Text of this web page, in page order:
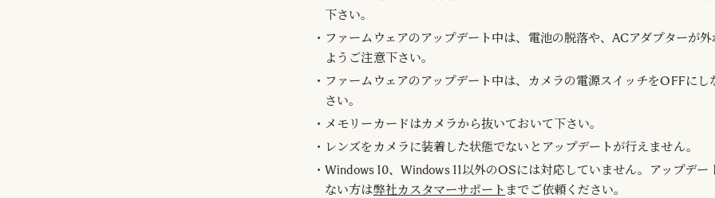
下さい。
ファームウェアのアップデート中は、電池の脱落や、ACアダプターが
ようご注意下さい。
ファームウェアのアップデート中は、カメラの電源スイッチをOFFにし
さい。
メモリーカードはカメラから抜いておいて下さい。
レンズをカメラに装着した状態でないとアップデートが行えません。
Windows 10、Windows 11以外のOSには対応していません。アップデー
ない方は弊社カスタマーサポート までご依頼ください。